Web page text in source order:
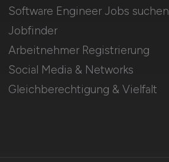
Software Engineer Jobs suchen
Jobfinder
Arbeitnehmer Registrierung
Social Media & Networks
Gleichberechtigung & Vielfalt